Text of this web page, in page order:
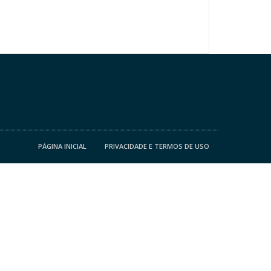
PÁGINA INICIAL PRIVACIDADE E TERMOS DE USO